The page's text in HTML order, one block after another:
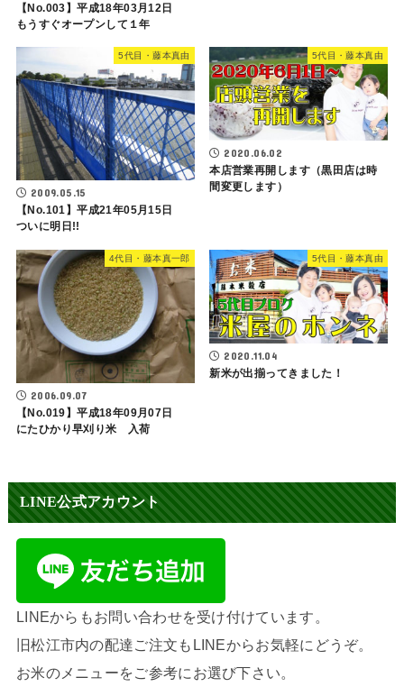
【No.003】平成18年03月12日
もうすぐオープンして１年
5代目・藤本真由
2009.05.15
【No.101】平成21年05月15日
ついに明日!!
5代目・藤本真由
2020.06.02
本店営業再開します（黒田店は時
間変更します）
4代目・藤本真一郎
2006.09.07
【No.019】平成18年09月07日
にたひかり早刈り米 入荷
5代目・藤本真由
2020.11.04
新米が出揃ってきました！
LINE公式アカウント
LINEからもお問い合わせを受け付けています。
旧松江市内の配達ご注文もLINEからお気軽にどうぞ。
お米のメニューをご参考にお選び下さい。